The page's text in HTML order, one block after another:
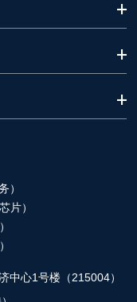
）
片）
中心1号楼（215004）